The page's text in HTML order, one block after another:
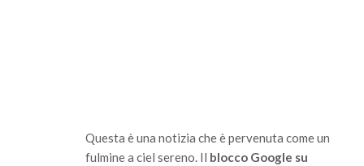
Questa è una notizia che è pervenuta come un
fulmine a ciel sereno. Il blocco Google su